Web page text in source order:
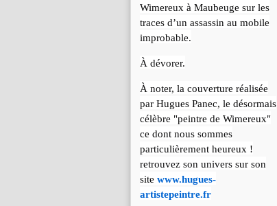
Wimereux à Maubeuge sur les
traces d’un assassin au mobile
improbable.
À dévorer.
À noter, la couverture réalisée
par Hugues Panec, le désormais
célèbre "peintre de Wimereux"
ce dont nous sommes
particulièrement heureux !
retrouvez son univers sur son
site www.hugues-
artistepeintre.fr